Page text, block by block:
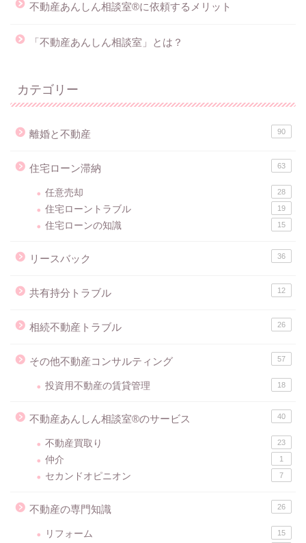
不動産あんしん相談室®に依頼するメリット
「不動産あんしん相談室」とは？
カテゴリー
離婚と不動産 90
住宅ローン滞納 63
任意売却 28
住宅ローントラブル 19
住宅ローンの知識 15
リースバック 36
共有持分トラブル 12
相続不動産トラブル 26
その他不動産コンサルティング 57
投資用不動産の賃貸管理 18
不動産あんしん相談室®のサービス 40
不動産買取り 23
仲介 1
セカンドオピニオン 7
不動産の専門知識 26
リフォーム 15